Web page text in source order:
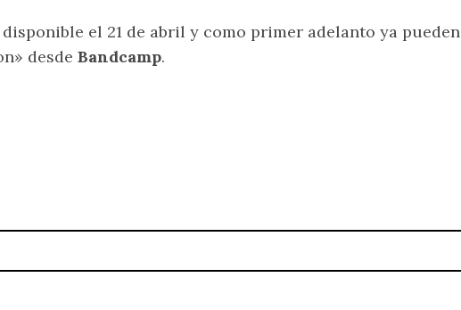
el 21 de abril y como primer adelanto ya pueden
desde Bandcamp.